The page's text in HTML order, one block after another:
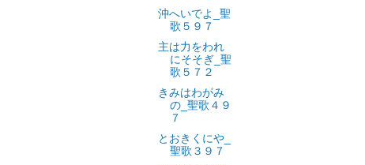
沖へいでよ_聖
歌５９７
主は力をわれ
にそそぎ_聖
歌５７２
きみはわがみ
の_聖歌４９
７
とおきくにや_
聖歌３９７